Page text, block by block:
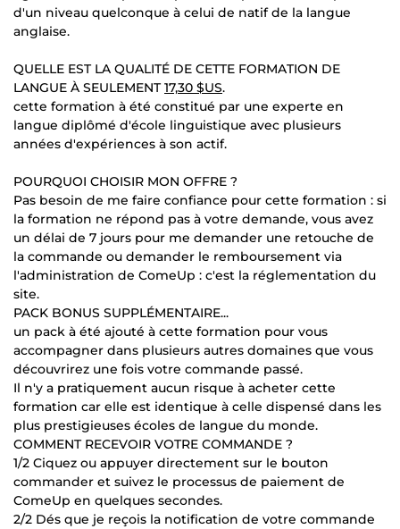
d'un niveau quelconque à celui de natif de la langue
anglaise.
QUELLE EST LA QUALITÉ DE CETTE FORMATION DE
LANGUE À SEULEMENT17,30 $US.
cette formation à été constitué par une experte en
langue diplômé d'école linguistique avec plusieurs
années d'expériences à son actif.
POURQUOI CHOISIR MON OFFRE ?
Pas besoin de me faire confiance pour cette formation : si
la formation ne répond pas à votre demande, vous avez
un délai de 7 jours pour me demander une retouche de
la commande ou demander le remboursement via
l'administration de ComeUp : c'est la réglementation du
site.
PACK BONUS SUPPLÉMENTAIRE...
un pack à été ajouté à cette formation pour vous
accompagner dans plusieurs autres domaines que vous
découvrirez une fois votre commande passé.
Il n'y a pratiquement aucun risque à acheter cette
formation car elle est identique à celle dispensé dans les
plus prestigieuses écoles de langue du monde.
COMMENT RECEVOIR VOTRE COMMANDE ?
1/2 Ciquez ou appuyer directement sur le bouton
commander et suivez le processus de paiement de
ComeUp en quelques secondes.
2/2 Dés que je reçois la notification de votre commande